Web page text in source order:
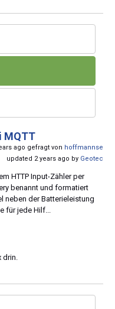
MQTT
ago gefragt von hoffmannse
updated 2 years ago by Geotec
HTTP Input-Zähler per
benannt und formatiert
neben der Batterieleistung
für jede Hilf...
drin.